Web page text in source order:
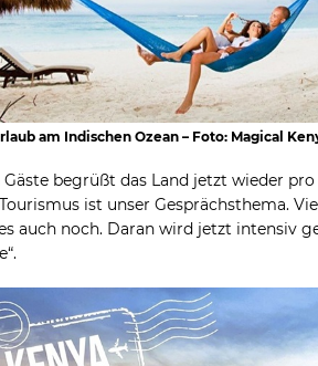
am Indischen Ozean – Foto: Magical
Gäste begrüßt das Land jetzt wieder
ist unser Gesprächsthema.
auch noch. Daran wird jetzt intensiv